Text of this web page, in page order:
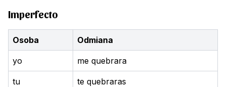
Imperfecto
Osoba Odmiana
yo me quebrara
tu te quebraras